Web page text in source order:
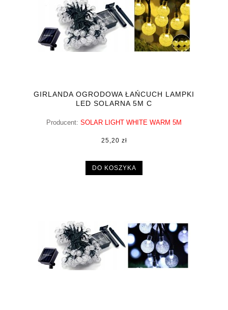
GIRLANDA OGRODOWA ŁAŃCUCH LAMPKI
LED SOLARNA 5M C
Producent: SOLAR LIGHT WHITE WARM 5M
25,20 zł
DO KOSZYKA